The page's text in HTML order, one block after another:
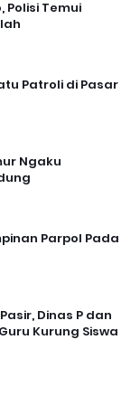
Polisi Temui
Patroli di Pasar
Ngaku
Parpol Pada
Dinas P dan
Kurung Siswa